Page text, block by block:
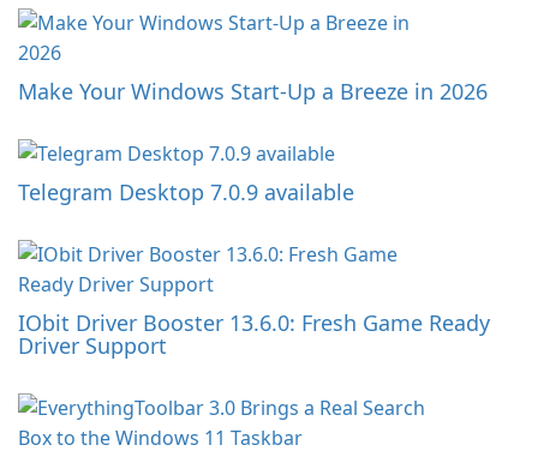
Make Your Windows Start-Up a Breeze in 2026
Telegram Desktop 7.0.9 available
IObit Driver Booster 13.6.0: Fresh Game Ready
Driver Support